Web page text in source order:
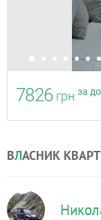
7826 грн за
ВЛАСНИК